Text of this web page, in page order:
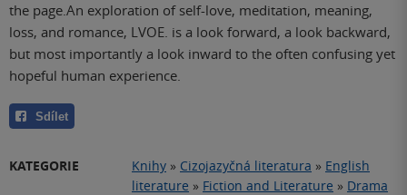
the page.An exploration of self-love, meditation, meaning,
loss, and romance, LVOE. is a look forward, a look backward,
but most importantly a look inward to the often confusing yet
hopeful human experience.
Sdílet
KATEGORIE Knihy » Cizojazyčná literatura » English
literature » Fiction and Literature » Drama